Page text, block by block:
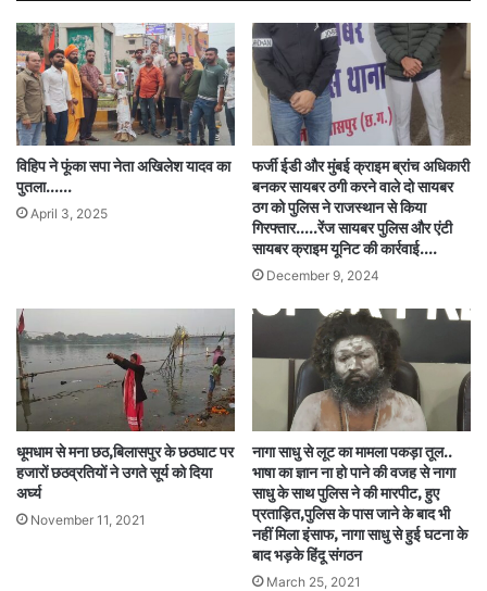
विहिप ने फूंका सपा नेता अखिलेश यादव का
पुतला……
April 3, 2025
फर्जी ईडी और मुंबई क्राइम ब्रांच अधिकारी
बनकर सायबर ठगी करने वाले दो सायबर
ठग को पुलिस ने राजस्थान से किया
गिरफ्तार…..रेंज सायबर पुलिस और एंटी
सायबर क्राइम यूनिट की कार्रवाई….
December 9, 2024
धूमधाम से मना छठ,बिलासपुर के छठघाट पर
हजारों छठव्रतियों ने उगते सूर्य को दिया
अर्घ्य
November 11, 2021
नागा साधु से लूट का मामला पकड़ा तूल..
भाषा का ज्ञान ना हो पाने की वजह से नागा
साधु के साथ पुलिस ने की मारपीट, हुए
प्रताड़ित,पुलिस के पास जाने के बाद भी
नहीं मिला इंसाफ, नागा साधु से हुई घटना के
बाद भड़के हिंदू संगठन
March 25, 2021